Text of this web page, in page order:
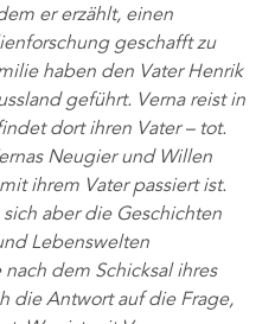
er erzählt, einen
geschafft zu
haben den Vater Henrik
geführt. Verna reist in
dort ihren Vater – tot.
Neugier und Willen
ihrem Vater passiert ist.
aber die Geschichten
Lebenswelten
dem Schicksal ihres
die Antwort auf die Frage,